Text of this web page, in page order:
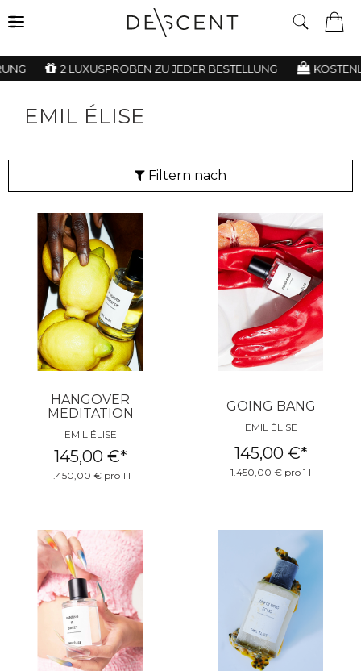
2 LUXUSPROBEN ZU JEDER BESTELLUNG
EMIL ÉLISE
Filtern nach
HANGOVER
MEDITATION
EMIL ÉLISE
145,00 €*
1.450,00 € pro 1 l
GOING BANG
EMIL ÉLISE
145,00 €*
1.450,00 € pro 1 l